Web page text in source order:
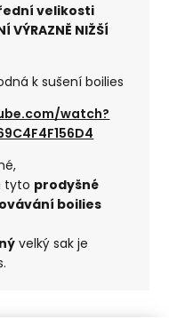
velikosti
NIŽŠÍ
k sušení boilies
watch?
tyto prodyšné
boilies
velký sak je